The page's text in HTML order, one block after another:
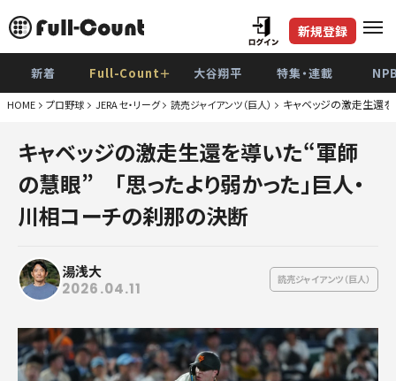
新規登録
新着 Full-Count＋ 大谷翔平 特集・連載
巨
ヤク
ソフト
HOME プロ野球 JERA セ・リーグ 読売ジャイアンツ（巨人） キャベッジの激走生還
キャベッジの激走生還を導いた“軍師
の慧眼” 「思ったより弱かった」巨人・
川相コーチの刹那の決断
湯浅大
2026.04.11
読売ジャイアンツ（巨人）